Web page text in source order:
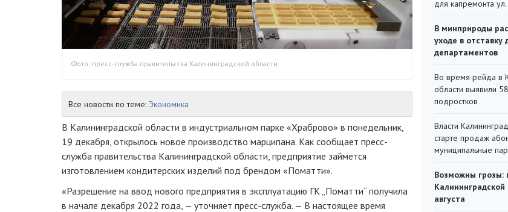
Фото: пресс-служба правительства Калининградской области
Все новости по теме: Экономика
В Калининградской области в индустриальном парке «Храброво» в понедельник,
19 декабря, открылось новое производство марципана. Как сообщает пресс-
служба правительства Калининградской области, предприятие займется
изготовлением кондитерских изделий под брендом «Поматти».
«Разрешение на ввод нового предприятия в эксплуатацию ГК „Поматти“ получила
в начале декабря 2022 года, — уточняет пресс-служба. — В настоящее время
для капремонта
В минприроды
уходе в отставку
департаментов
Во время рейда в
области выявили
подростков
Власти
старте продаж
муниципальные
Возможны грозы:
августа